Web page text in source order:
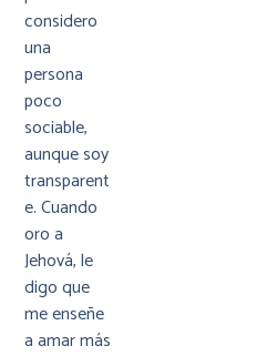
considero
una
persona
poco
sociable,
aunque soy
transparent
e. Cuando
oro a
Jehová, le
digo que
me enseñe
a amar más